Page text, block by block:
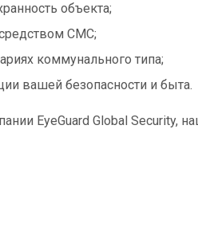
объекта;
СМС;
коммунального типа;
вашей безопасности и быта.
EyeGuard Global Security,